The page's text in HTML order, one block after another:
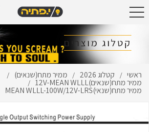
קטלוג מוצרים
ראשי / קטלוג 2026 / ממיר מתח(שנאים) /
ממיר מתח(שנאים)12V-MEAN WLLL /
ממיר מתח(שנאי)MEAN WLLL-100W/12V-LRS